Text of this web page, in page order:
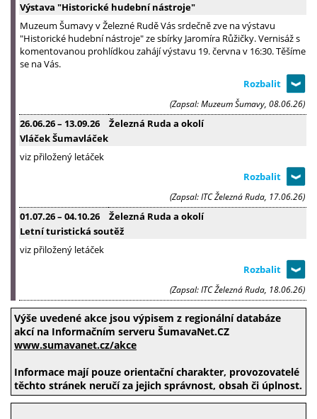
Výstava "Historické hudební nástroje"
Muzeum Šumavy v Železné Rudě Vás srdečně zve na výstavu
"Historické hudební nástroje" ze sbírky Jaromíra Růžičky. Vernisáž s
komentovanou prohlídkou zahájí výstavu 19. června v 16:30. Těšíme
se na Vás.
(Zapsal: Muzeum Šumavy, 08.06.26)
26.06.26– 13.09.26
Železná Ruda a okolí
Vláček Šumavláček
viz přiložený letáček
(Zapsal: ITC Železná Ruda, 17.06.26)
01.07.26– 04.10.26
Železná Ruda a okolí
Letní turistická soutěž
viz přiložený letáček
(Zapsal: ITC Železná Ruda, 18.06.26)
Výše uvedené akce jsou výpisem z regionální databáze
akcí na Informačním serveru ŠumavaNet.CZ
www.sumavanet.cz/akce
Informace mají pouze orientační charakter, provozovatelé
těchto stránek neručí za jejich správnost, obsah či úplnost.